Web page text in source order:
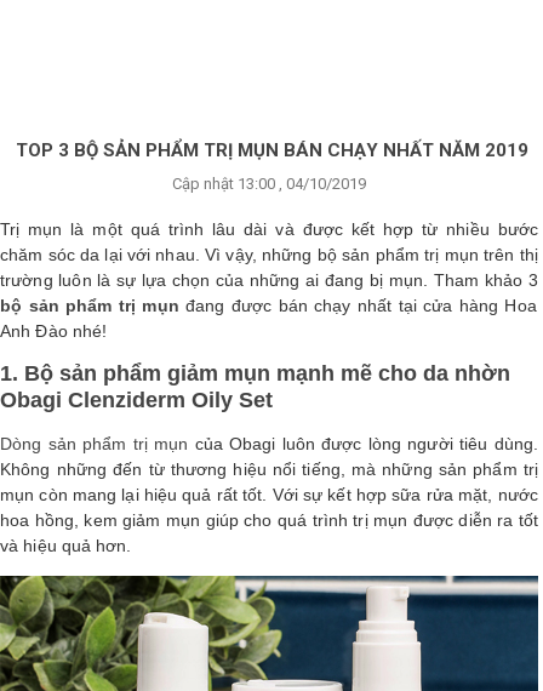
TOP 3 BỘ SẢN PHẨM TRỊ MỤN BÁN CHẠY NHẤT NĂM 2019
Cập nhật 13:00 , 04/10/2019
Trị mụn là một quá trình lâu dài và được kết hợp từ nhiều bước
chăm sóc da lại với nhau. Vì vậy, những bộ sản phẩm trị mụn trên thị
trường luôn là sự lựa chọn của những ai đang bị mụn. Tham khảo 3
bộ sản phẩm trị mụn đang được bán chạy nhất tại cửa hàng Hoa
Anh Đào nhé!
1. Bộ sản phẩm giảm mụn mạnh mẽ cho da nhờn
Obagi Clenziderm Oily Set
Dòng sản phẩm trị mụn của Obagi luôn được lòng người tiêu dùng.
Không những đến từ thương hiệu nổi tiếng, mà những sản phẩm trị
mụn còn mang lại hiệu quả rất tốt. Với sự kết hợp sữa rửa mặt, nước
hoa hồng, kem giảm mụn giúp cho quá trình trị mụn được diễn ra tốt
và hiệu quả hơn.